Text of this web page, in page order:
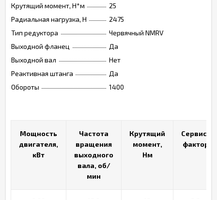
Крутящий момент, Н*м
25
Радиальная нагрузка, Н
2475
Тип редуктора
Червячный NMRV
Выходной фланец
Да
Выходной вал
Нет
Реактивная штанга
Да
Обороты
1400
Мощность
двигателя,
кВт
Частота
вращения
выходного
вала, об/
мин
Крутящий
момент,
Нм
Сервис-
фактор
Мощность
двигателя,
кВт
Частота
вращения
выходного
вала, об/
мин
Крутящий
момент,
Нм
Сервис-
фактор